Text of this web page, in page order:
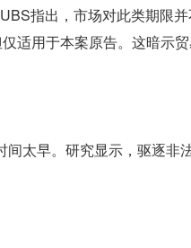
指出，市场对此类期限
用于本案原告。这暗示贸
太早。研究显示，驱逐非